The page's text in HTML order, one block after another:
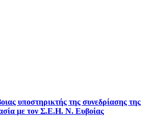
υποστηρικτής της συνεδρίασης της
με τον Σ.Ε.Η. Ν. Ευβοίας